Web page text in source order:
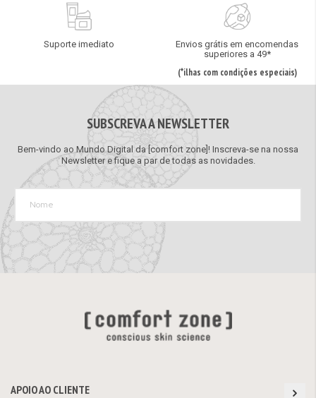
Suporte imediato
Envios grátis em encomendas
superiores a 49*
(*ilhas com condições especiais)
SUBSCREVA A NEWSLETTER
Bem-vindo ao Mundo Digital da [comfort zone]! Inscreva-se na nossa
Newsletter e fique a par de todas as novidades.
APOIO AO CLIENTE